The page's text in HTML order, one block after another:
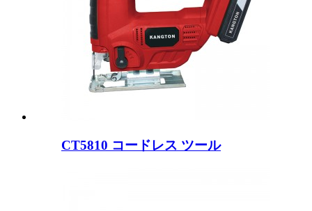
CT5810 コードレス ツール